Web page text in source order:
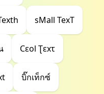
sMall TexT
Cεοl Ʈεxτ
บิ๊กเท็กซ์